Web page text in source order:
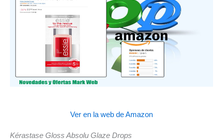
Ver en la web de Amazon
Kérastase Gloss Absolu Glaze Drops